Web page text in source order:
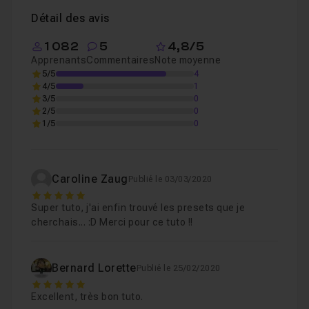
Détail des avis
1 082
Apprenants
5
Commentaires
4,8/5
Note moyenne
5/5
4
4/5
1
3/5
0
2/5
0
1/5
0
Caroline Zaug Publié le 03/03/2020
5
Super tuto, j'ai enfin trouvé les presets que je
cherchais... :D Merci pour ce tuto !!
Bernard Lorette Publié le 25/02/2020
5
Excellent, très bon tuto.